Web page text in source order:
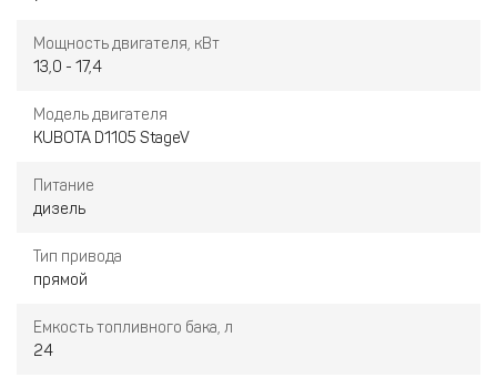
Мощность двигателя, кВт
13,0 - 17,4
Модель двигателя
KUBOTA D1105 StageV
Питание
дизель
Тип привода
прямой
Емкость топливного бака, л
24